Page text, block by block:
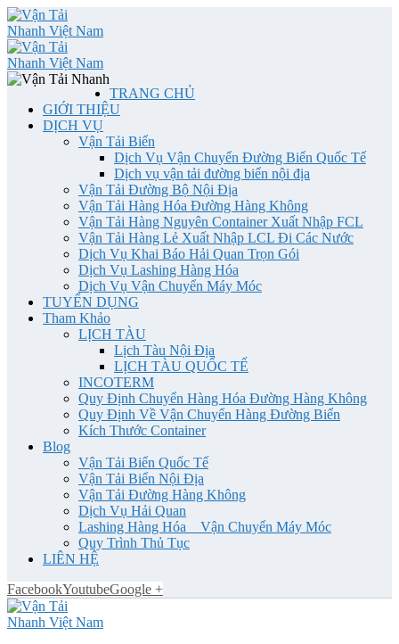
TRANG CHỦ
GIỚI THIỆU
DỊCH VỤ
Vận Tải Biển
Dịch Vụ Vận Chuyển Đường Biển Quốc Tế
Dịch vụ vận tải đường biển nội địa
Vận Tải Đường Bộ Nội Địa
Vận Tải Hàng Hóa Đường Hàng Không
Vận Tải Hàng Nguyên Container Xuất Nhập FCL
Vận Tải Hàng Lẻ Xuất Nhập LCL Đi Các Nước
Dịch Vụ Khai Báo Hải Quan Trọn Gói
Dịch Vụ Lashing Hàng Hóa
Dịch Vụ Vận Chuyển Máy Móc
TUYỂN DỤNG
Tham Khảo
LỊCH TÀU
Lịch Tàu Nội Địa
LỊCH TÀU QUỐC TẾ
INCOTERM
Quy Định Chuyển Hàng Hóa Đường Hàng Không
Quy Định Về Vận Chuyển Hàng Đường Biển
Kích Thước Container
Blog
Vận Tải Biển Quốc Tế
Vận Tải Biển Nội Địa
Vận Tải Đường Hàng Không
Dịch Vụ Hải Quan
Lashing Hàng Hóa _ Vận Chuyển Máy Móc
Quy Trình Thủ Tục
LIÊN HỆ
FacebookYoutubeGoogle +